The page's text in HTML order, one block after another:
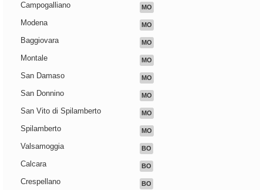
Campogalliano
MO
Modena MO
Baggiovara MO
Montale MO
San Damaso MO
San Donnino MO
San Vito di Spilamberto MO
Spilamberto MO
Valsamoggia BO
Calcara BO
Crespellano BO